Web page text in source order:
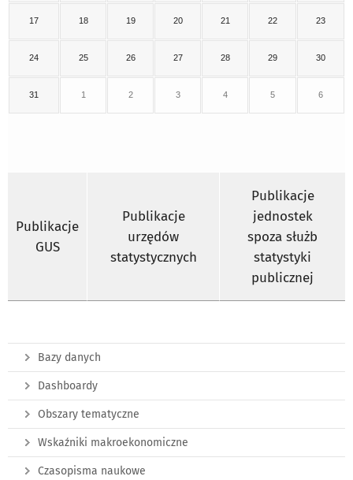
17 18 19 20 21 22 23
24 25 26 27 28 29 30
31 1 2 3 4 5 6
Publikacje
GUS
Publikacje
urzędów
statystycznych
Publikacje
jednostek
spoza służb
statystyki
publicznej
Bazy danych
Dashboardy
Obszary tematyczne
Wskaźniki makroekonomiczne
Czasopisma naukowe